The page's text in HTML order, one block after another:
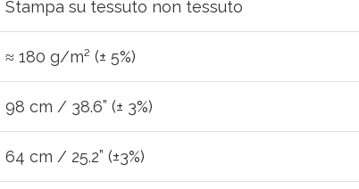
Stampa su tessuto non tessuto
≈ 180 g/m² (± 5%)
98 cm / 38.6” (± 3%)
64 cm / 25.2” (±3%)